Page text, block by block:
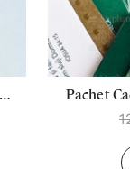
Pachet